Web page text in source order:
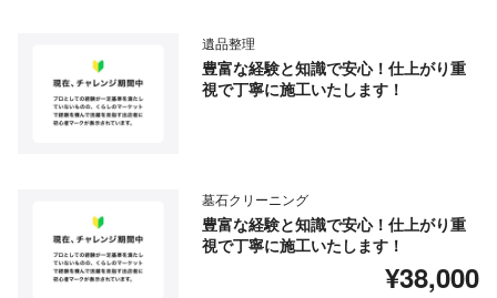
遺品整理
豊富な経験と知識で安心！仕上がり重
視で丁寧に施工いたします！
墓石クリーニング
豊富な経験と知識で安心！仕上がり重
視で丁寧に施工いたします！
¥38,000